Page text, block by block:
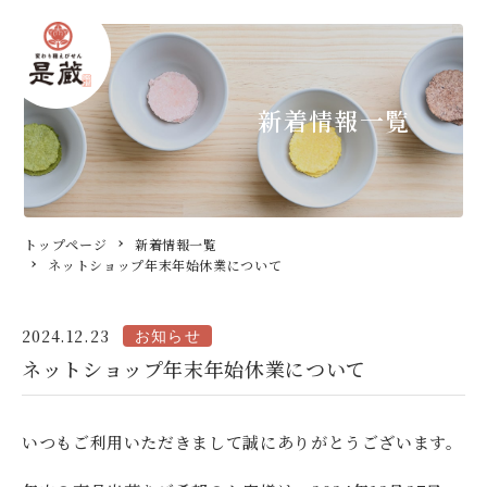
商品案内
新着情報一覧
トップページ
新着情報一覧
ネットショップ年末年始休業について
2024.12.23
ネットショップ年末年始休業について
いつもご利用いただきまして誠にありがとうございます。